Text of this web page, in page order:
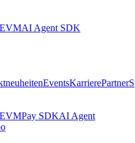
AI Agent SDK
EventsKarrierePartnerS
Pay SDKAI Agent